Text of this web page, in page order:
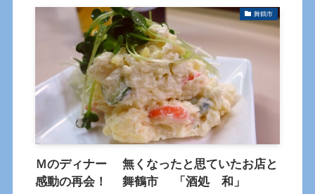
舞鶴市
Ｍのディナー 無くなったと思ていたお店と
感動の再会！ 舞鶴市 「酒処 和」